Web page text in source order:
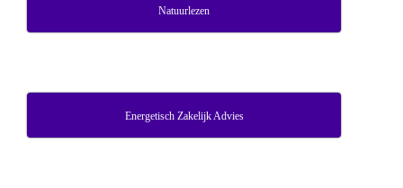
Natuurlezen
Energetisch Zakelijk Advies